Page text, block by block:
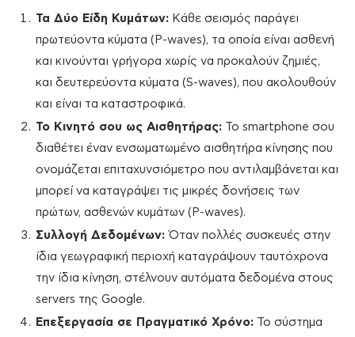
Τα Δύο Είδη Κυμάτων: Κάθε σεισμός παράγει
πρωτεύοντα κύματα (P-waves), τα οποία είναι ασθενή
και κινούνται γρήγορα χωρίς να προκαλούν ζημιές,
και δευτερεύοντα κύματα (S-waves), που ακολουθούν
και είναι τα καταστροφικά.
Το Κινητό σου ως Αισθητήρας: Το smartphone σου
διαθέτει έναν ενσωματωμένο αισθητήρα κίνησης που
ονομάζεται επιταχυνσιόμετρο που αντιλαμβάνεται και
μπορεί να καταγράψει τις μικρές δονήσεις των
πρώτων, ασθενών κυμάτων (P-waves).
Συλλογή Δεδομένων: Όταν πολλές συσκευές στην
ίδια γεωγραφική περιοχή καταγράψουν ταυτόχρονα
την ίδια κίνηση, στέλνουν αυτόματα δεδομένα στους
servers της Google.
Επεξεργασία σε Πραγματικό Χρόνο: Το σύστημα